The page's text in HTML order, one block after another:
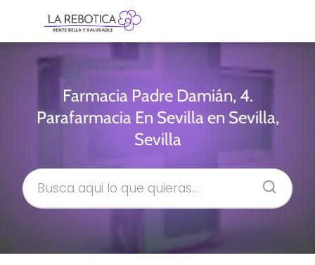
Farmacia Padre Damián, 4.
Parafarmacia En Sevilla en Sevilla,
Sevilla